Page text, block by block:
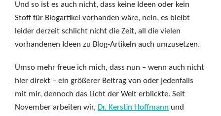
Und so ist es auch nicht, dass keine Ideen oder kein
Stoff für Blogartikel vorhanden wäre, nein, es bleibt
leider derzeit schlicht nicht die Zeit, all die vielen
vorhandenen Ideen zu Blog-Artikeln auch umzusetzen.
Umso mehr freue ich mich, dass nun – wenn auch nicht
hier direkt – ein größerer Beitrag von oder jedenfalls
mit mir, dennoch das Licht der Welt erblickte. Seit
November arbeiten wir, Dr. Kerstin Hoffmann und